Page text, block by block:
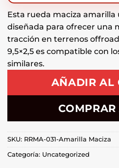
Esta rueda maciza amarilla
diseñada para ofrecer una
tracción en terrenos
9,5×2,5 es compatible con
similares.
AÑADIR AL
SKU: RRMA-031-Amarilla Maciza
Categoría: Uncategorized